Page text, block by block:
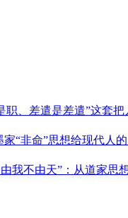
、差遣是差遣”这套把
家“非命”思想给现代人
我不由天”：从道家思